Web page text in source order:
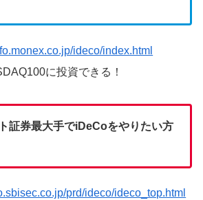
ideco/index.html
に投資できる！
証券最大手でiDeCoをやりたい方
prd/ideco/ideco_top.html